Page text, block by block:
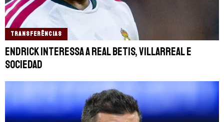
TRANSFERÊNCIAS
Endrick interessa a Real Betis, Villarreal e
Sociedad